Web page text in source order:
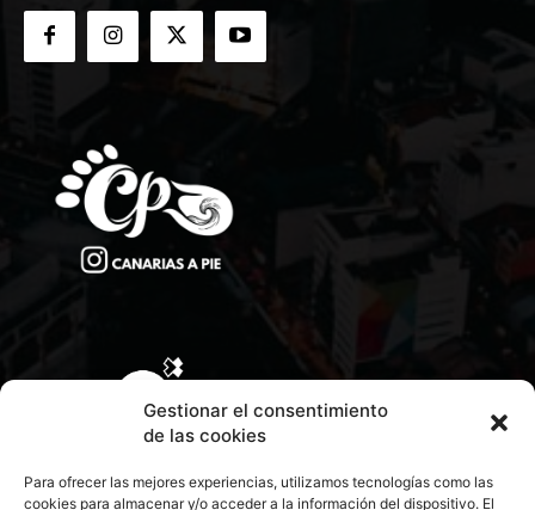
Gestionar el consentimiento
de las cookies
Para ofrecer las mejores experiencias, utilizamos tecnologías como las
cookies para almacenar y/o acceder a la información del dispositivo. El